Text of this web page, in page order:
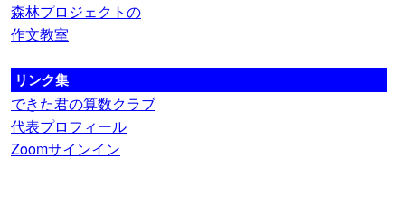
森林プロジェクトの
作文教室
リンク集
できた君の算数クラブ
代表プロフィール
Zoomサインイン